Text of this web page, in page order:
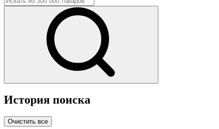
История поиска
Очистить все